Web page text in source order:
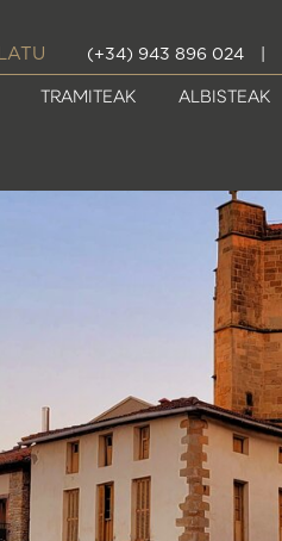
(+34) 943 896 024
TRAMITEAK ALBISTEAK